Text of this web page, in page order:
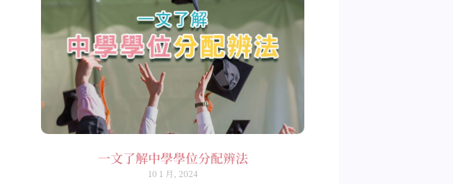
一文了解中學學位分配辨法
10 1 月, 2024